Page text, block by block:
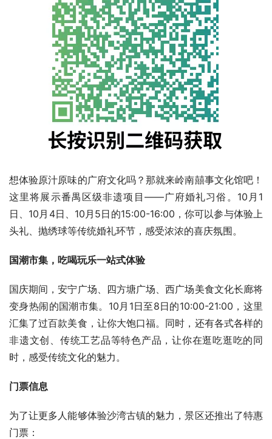
想体验原汁原味的广府文化吗？那就来岭南囍事文化馆吧！
这里将展示番禺区级非遗项目——广府婚礼习俗。10月1
日、10月4日、10月5日的15:00-16:00，你可以参与体验上
头礼、抛绣球等传统婚礼环节，感受浓浓的喜庆氛围。
国潮市集，吃喝玩乐一站式体验
国庆期间，安宁广场、四方塘广场、西广场美食文化长廊将
变身热闹的国潮市集。10月1日至8日的10:00-21:00，这里
汇集了过百款美食，让你大饱口福。同时，还有各式各样的
非遗文创、传统工艺品等特色产品，让你在逛吃逛吃的同
时，感受传统文化的魅力。
门票信息
为了让更多人能够体验沙湾古镇的魅力，景区还推出了特惠
门票：